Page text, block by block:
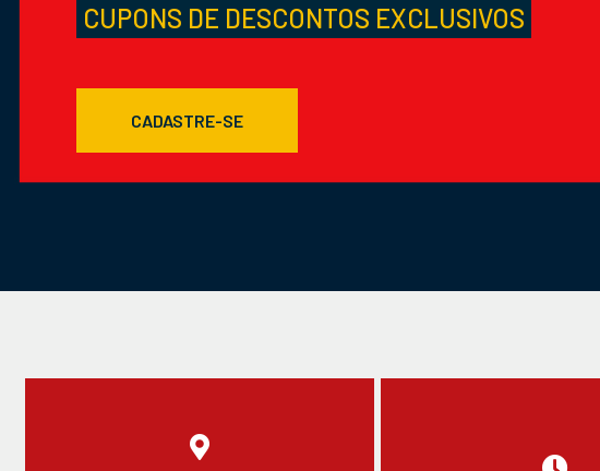
CUPONS DE DESCONTOS EXCLUSIVOS
CADASTRE-SE